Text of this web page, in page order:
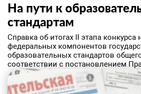
На пути к
стандартам
Справка об итогах II этапа конкурса
федеральных компонентов
образовательных стандартов
соответствии с постановлением